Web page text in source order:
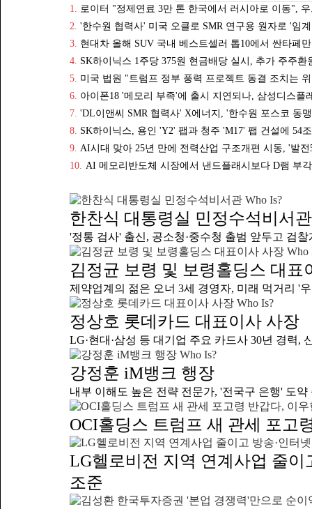
모집 분야
세부 내용
(Careers)'
형이 진행
반도체 기
다.SK에코
재와 성장
미래 성장
1. 로이터 "정제연료 3만 톤 한국에서 러시아로 이동",
2. '한수원 협력사' 미국 오클로 SMR 연구용 원자로 '임
3. 현대차 올해 SUV 국내 베스트셀러 톱10에서 싼타페
4. SK하이닉스 1주당 375원 현금배당 실시, 추가 주주환
5. 미국 법원 "트럼프 정부 풍력 프로젝트 동결 조치는
6. 아이폰18 '메모리 부족'에 출시 지연되나, 삼성디스
7. 'DL이앤씨 SMR 협력사' X에너지, '한수원 포스코 동
8. SK하이닉스, 용인 'Y2' 팹과 청주 'M17' 팹 건설에 54
9. AI시대 맞아 25년 만에 전력산업 구조개편 시동, '발
10. AI 메모리반도체 시장에서 낸드플래시보다 D램 부
Who Is?
한찬식 대통령실 민정수석비서관
'정통 검사' 출신, 공소청·중수청 출범 앞두고 검
Who
김정균 보령 및 보령홀딩스 대표
제약업계의 젊은 오너 3세 경영자, 미래 먹거리 '
Who Is?
정상호 롯데카드 대표이사 사장
LG·현대·삼성 등 대기업 주요 카드사 30년 경력,
Who Is?
강정훈 iM뱅크 행장
내부 이해도 높은 전략 전문가, '전국구 은행' 도약
OCI홀딩스 트럼프 새 관세 포고
LG헬로비전 지역 연계사업 줄이
조준